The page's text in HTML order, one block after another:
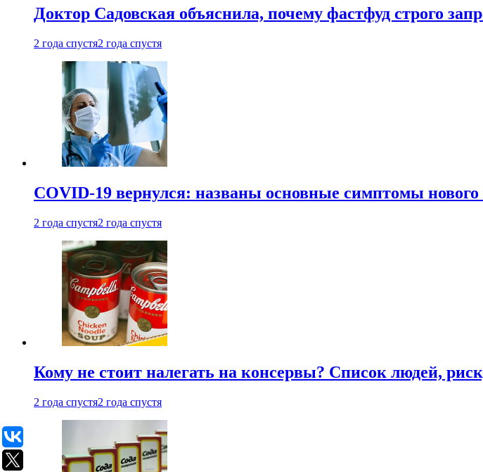
Доктор Садовская объяснила, почему фастфуд строго
2 года спустя2 года спустя
COVID-19 вернулся: названы основные симптомы
2 года спустя2 года спустя
Кому не стоит налегать на консервы? Список людей,
2 года спустя2 года спустя